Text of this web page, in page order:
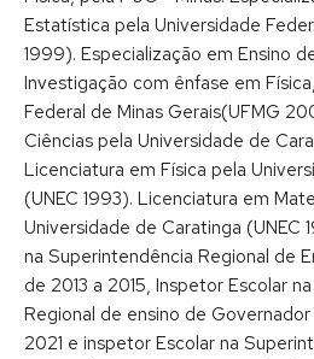
Estatística pela Universidade
1999). Especialização em Ensino
Investigação com ênfase em
Federal de Minas Gerais(UFMG
Ciências pela Universidade de
Licenciatura em Física pela
(UNEC 1993). Licenciatura em
Universidade de Caratinga (UNEC
na Superintendência Regional de
de 2013 a 2015, Inspetor Escolar
Regional de ensino de
2021 e inspetor Escolar na